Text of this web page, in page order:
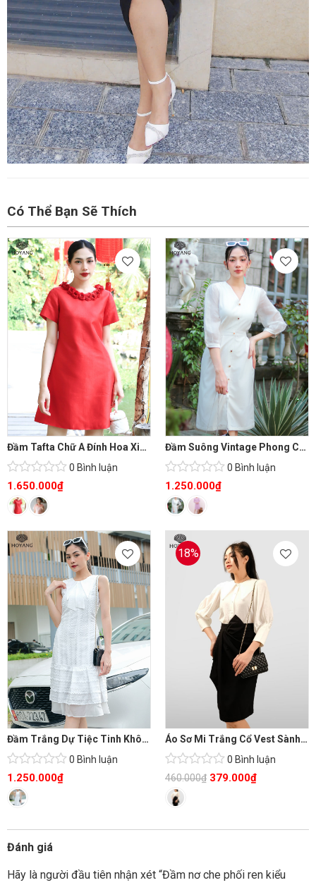
Có Thể Bạn Sẽ Thích
Đầm Tafta Chữ A Đính Hoa Xinh Xắn
0 Bình luận
1.650.000₫
Đầm Suông Vintage Phong Cách Qúy Tộc
0 Bình luận
1.250.000₫
Đầm Trắng Dự Tiệc Tinh Khôi Điệu Đà
0 Bình luận
1.250.000₫
18%
Áo Sơ Mi Trắng Cổ Vest Sành Điệu
0 Bình luận
460.000₫ 379.000₫
Đánh giá
Hãy là người đầu tiên nhận xét “Đầm nơ che phối ren kiểu